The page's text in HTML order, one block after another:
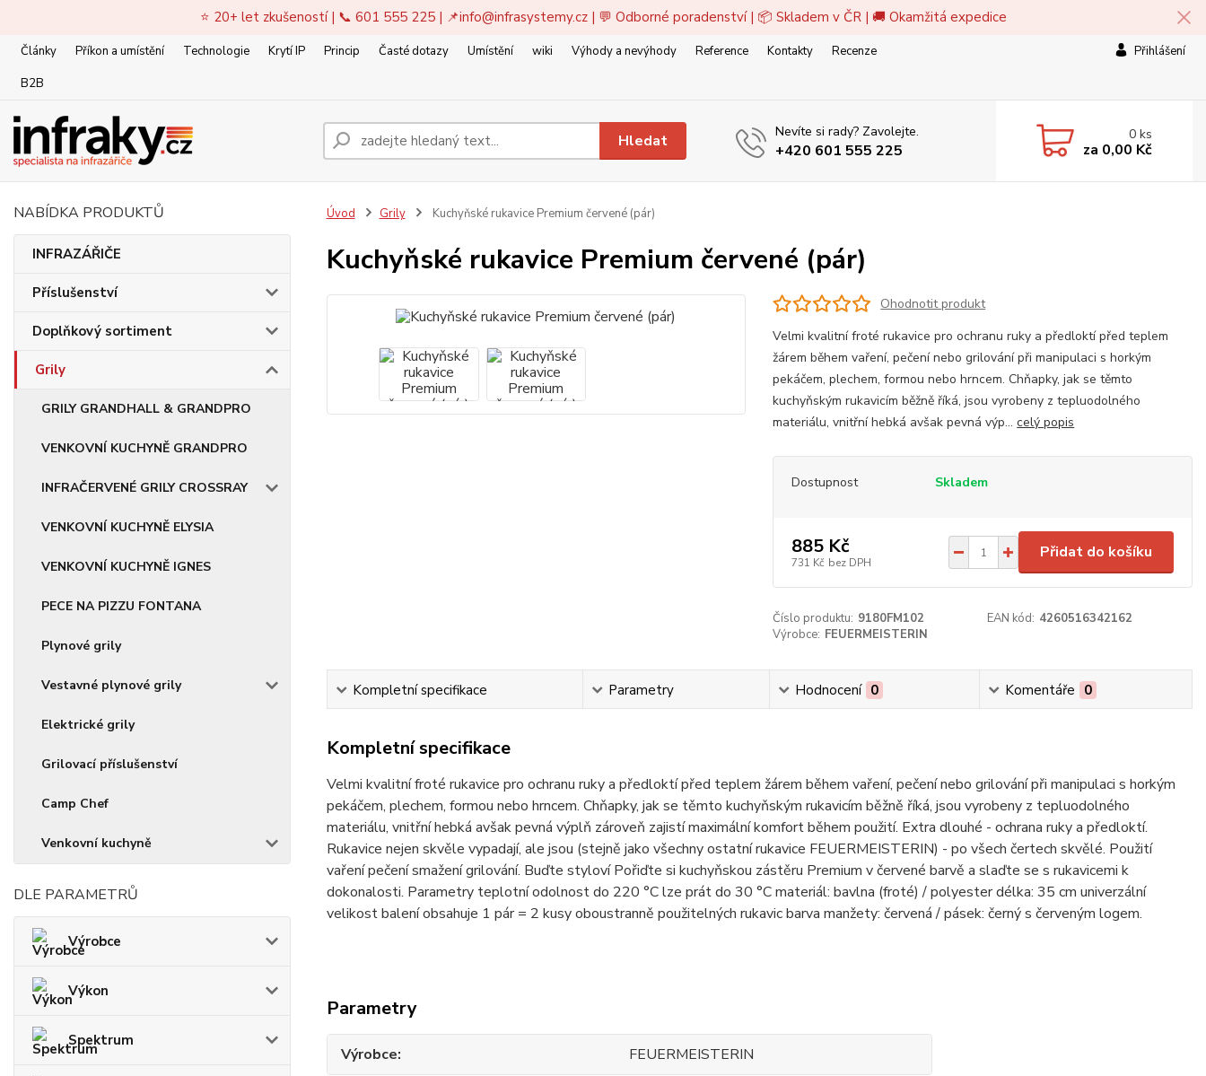
⭐ 20+ let zkušeností | 📞 601 555 225 | 📌info@infrasystemy.cz| 💬 Odborné poradenství | 📦 Skladem v ČR | 🚚 Okamžitá expedice
Články Příkon a umístění Technologie Krytí IP Princip Časté dotazy Umístění wiki Výhody a nevýhody Reference Kontakty
Recenze
B2B
Přihlášení
Hledat Nevíte si rady? Zavolejte.
+420 601 555 225
0 ks
za 0,00 Kč
NABÍDKA PRODUKTŮ
INFRAZÁŘIČE
Příslušenství
Doplňkový sortiment
Grily
GRILY GRANDHALL & GRANDPRO
VENKOVNÍ KUCHYNĚ GRANDPRO
INFRAČERVENÉ GRILY CROSSRAY
VENKOVNÍ KUCHYNĚ ELYSIA
VENKOVNÍ KUCHYNĚ IGNES
PECE NA PIZZU FONTANA
Plynové grily
Vestavné plynové grily
Elektrické grily
Grilovací příslušenství
Camp Chef
Venkovní kuchyně
DLE PARAMETRŮ
Výrobce
Výkon
Spektrum
Úvod Grily Kuchyňské rukavice Premium červené (pár)
Kuchyňské rukavice Premium červené (pár)
Ohodnotit produkt
Velmi kvalitní froté rukavice pro ochranu ruky a předloktí před teplem
žárem během vaření, pečení nebo grilování při manipulaci s horkým
pekáčem, plechem, formou nebo hrncem. Chňapky, jak se těmto
kuchyňským rukavicím běžně říká, jsou vyrobeny z tepluodolného
materiálu, vnitřní hebká avšak pevná výp...celý popis
Dostupnost Skladem
885 Kč
731 Kč bez DPH
Přidat do košíku
Číslo produktu: 9180FM102 EAN kód: 4260516342162
Výrobce: FEUERMEISTERIN
Kompletní specifikace Parametry Hodnocení 0 Komentáře 0
Kompletní specifikace
Velmi kvalitní froté rukavice pro ochranu ruky a předloktí před teplem žárem během vaření, pečení nebo grilování při manipulaci s horkým
pekáčem, plechem, formou nebo hrncem. Chňapky, jak se těmto kuchyňským rukavicím běžně říká, jsou vyrobeny z tepluodolného
materiálu, vnitřní hebká avšak pevná výplň zároveň zajistí maximální komfort během použití. Extra dlouhé - ochrana ruky a předloktí.
Rukavice nejen skvěle vypadají, ale jsou (stejně jako všechny ostatní rukavice FEUERMEISTERIN) - po všech čertech skvělé. Použití
vaření pečení smažení grilování. Buďte styloví Pořiďte si kuchyňskou zástěru Premium v červené barvě a slaďte se s rukavicemi k
dokonalosti. Parametry teplotní odolnost do 220 °C lze prát do 30 °C materiál: bavlna (froté) / polyester délka: 35 cm univerzální
velikost balení obsahuje 1 pár = 2 kusy oboustranně použitelných rukavic barva manžety: červená / pásek: černý s červeným logem.
Parametry
Výrobce FEUERMEISTERIN